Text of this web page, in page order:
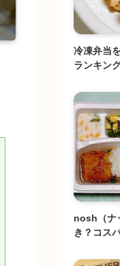
冷凍弁当
ランキン
nosh（ナ
き？コス